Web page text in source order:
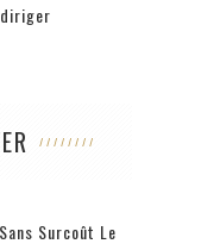
Surcoût Le